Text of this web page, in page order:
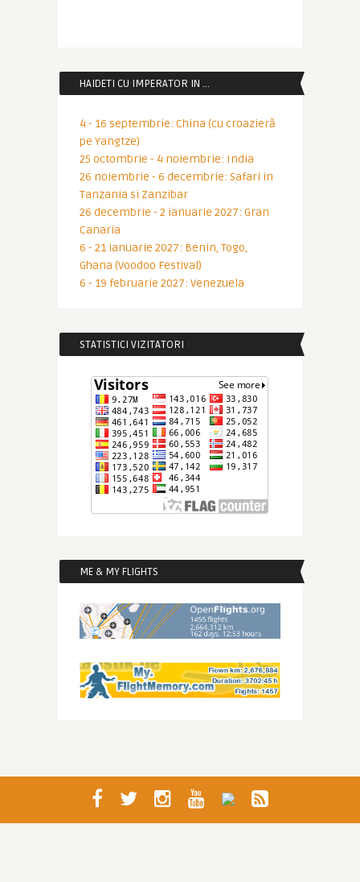
HAIDETI CU IMPERATOR IN …
4 - 16 septembrie: China (cu croazieră
pe Yangtze)
25 octombrie - 4 noiembrie: India
26 noiembrie - 6 decembrie: Safari in
Tanzania si Zanzibar
26 decembrie - 2 ianuarie 2027: Gran
Canaria
6 - 21 ianuarie 2027: Benin, Togo,
Ghana (Voodoo Festival)
6 - 19 februarie 2027: Venezuela
STATISTICI VIZITATORI
ME & MY FLIGHTS